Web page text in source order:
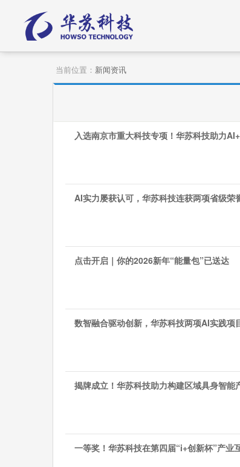
当前位置： 新闻资讯
入选南京市重大科技专项！华苏科技助力
AI实力屡获认可，华苏科技连获两项省级荣
点击开启｜你的2026新年“能量包”已送达
数智融合驱动创新，华苏科技两项AI实践项
揭牌成立！华苏科技助力构建区域具身智能
一等奖！华苏科技在第四届“i+创新杯”产业